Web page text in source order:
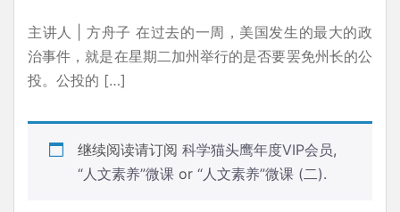
主讲人 | 方舟子 在过去的一周，美国发生的最大的政
治事件，就是在星期二加州举行的是否要罢免州长的公
投。公投的 […]
继续阅读请订阅 科学猫头鹰年度VIP会员,
“人文素养”微课 or “人文素养”微课 (二).